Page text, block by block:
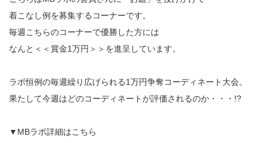
着こなし例を募集するコーナーです。
毎週こちらのコーナーで優勝した方には
なんと＜＜賞金1万円＞＞を進呈しています。
ラボ恒例の毎週繰り広げられる1万円争奪コーディネート大会。
果たして今週はどのコーディネートが評価されるのか・・・!?
▼MBラボ詳細はこちら